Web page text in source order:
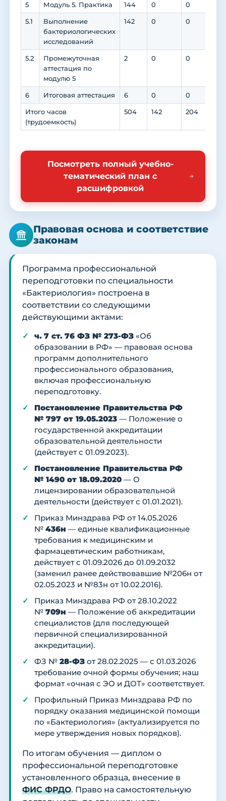
5 Модуль 5. Практика 144 0 0
5.1
Выполнение
бактериологических
исследований
142 0 0
5.2
Промежуточная
аттестация по
модулю 5
2 0 0
6 Итоговая аттестация 6 0 0
Итого часов
(трудоемкость)
504 142 204
Посмотреть полный учебно-
тематический план с
расшифровкой
Правовая основа и соответствие
законам
Программа профессиональной
переподготовки по специальности
«Бактериология» построена в
соответствии со следующими
действующими актами:
ч. 7 ст. 76 ФЗ № 273-ФЗ «Об
образовании в РФ» — правовая основа
программ дополнительного
профессионального образования,
включая профессиональную
переподготовку.
Постановление Правительства РФ
№ 797 от 19.05.2023 — Положение о
государственной аккредитации
образовательной деятельности
(действует с 01.09.2023).
Постановление Правительства РФ
№ 1490 от 18.09.2020 — О
лицензировании образовательной
деятельности (действует с 01.01.2021).
Приказ Минздрава РФ от 14.05.2026
№ 436н — единые квалификационные
требования к медицинским и
фармацевтическим работникам,
действует с 01.09.2026 до 01.09.2032
(заменил ранее действовавшие №206н от
02.05.2023 и №83н от 10.02.2016).
Приказ Минздрава РФ от 28.10.2022
№ 709н — Положение об аккредитации
специалистов (для последующей
первичной специализированной
аккредитации).
ФЗ № 28-ФЗ от 28.02.2025 — с 01.03.2026
требование очной формы обучения; наш
формат «очная с ЭО и ДОТ» соответствует.
Профильный Приказ Минздрава РФ по
порядку оказания медицинской помощи
по «Бактериология» (актуализируется по
мере утверждения новых порядков).
По итогам обучения — диплом о
профессиональной переподготовке
установленного образца, внесение в
ФИС ФРДО. Право на самостоятельную